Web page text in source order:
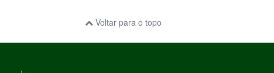
Voltar para o topo